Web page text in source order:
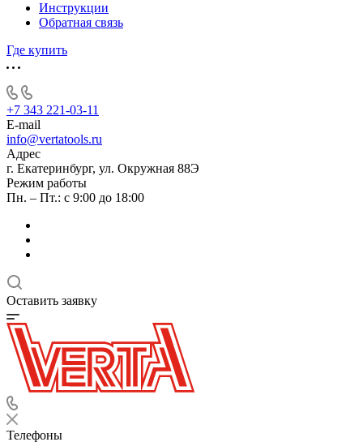
Инструкции
Обратная связь
Где купить
+7 343 221-03-11
E-mail
info@vertatools.ru
Адрес
г. Екатеринбург, ул. Окружная 88Э
Режим работы
Пн. – Пт.: с 9:00 до 18:00
Оставить заявку
Телефоны